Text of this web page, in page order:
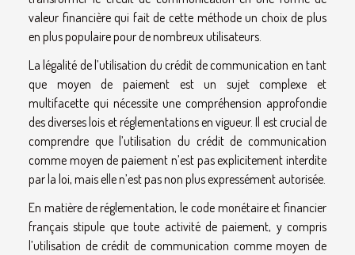
valeur financière qui fait de cette méthode un choix de plus
en plus populaire pour de nombreux utilisateurs.
La légalité de l’utilisation du crédit de communication en tant
que moyen de paiement est un sujet complexe et
multifacette qui nécessite une compréhension approfondie
des diverses lois et réglementations en vigueur. Il est crucial de
comprendre que l’utilisation du crédit de communication
comme moyen de paiement n’est pas explicitement interdite
par la loi, mais elle n’est pas non plus expressément autorisée.
En matière de réglementation, le code monétaire et financier
français stipule que toute activité de paiement, y compris
l’utilisation de crédit de communication comme moyen de